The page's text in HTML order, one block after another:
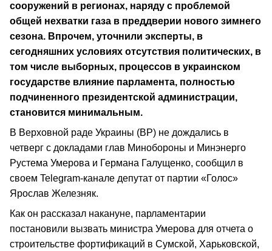
сооружений в регионах, наряду с проблемой
общей нехватки газа в преддверии нового зимнего
сезона. Впрочем, уточнили эксперты, в
сегодняшних условиях отсутствия политических, в
том числе выборных, процессов в украинском
государстве влияние парламента, полностью
подчиненного президентской администрации,
становится минимальным.
В Верховной раде Украины (ВР) не дождались в
четверг с докладами глав Минобороны и Минэнерго
Рустема Умерова и Германа Галущенко, сообщил в
своем Telegram-канале депутат от партии «Голос»
Ярослав Железняк.
Как он рассказал накануне, парламентарии
постановили вызвать министра Умерова для отчета о
строительстве фортификаций в Сумской, Харьковской,